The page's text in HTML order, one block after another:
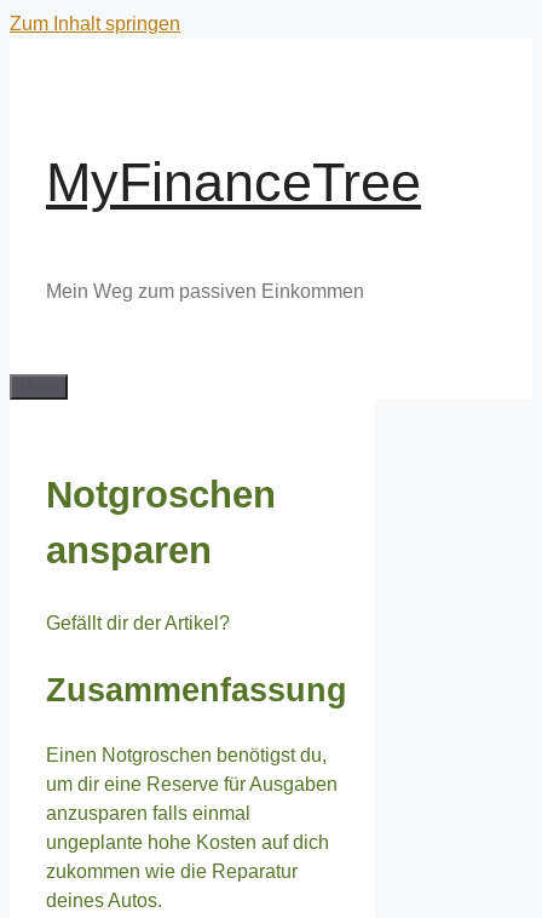
Zum Inhalt springen
MyFinanceTree
Mein Weg zum passiven Einkommen
Notgroschen
ansparen
Gefällt dir der Artikel?
Zusammenfassung
Einen Notgroschen benötigst du,
um dir eine Reserve für Ausgaben
anzusparen falls einmal
ungeplante hohe Kosten auf dich
zukommen wie die Reparatur
deines Autos.